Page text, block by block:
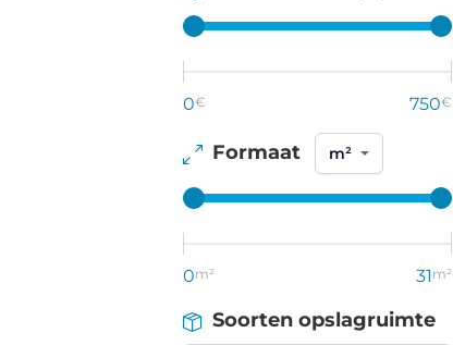
0€ 750€
Formaat
0m² 31 m²
Soorten opslagruimte